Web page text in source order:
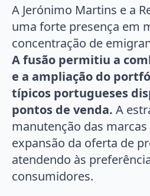
A Jerónimo Martins e a
uma forte presença em
concentração de
A fusão permitiu a
e a ampliação do
típicos portugueses
pontos de venda. A
manutenção das marcas
expansão da oferta de
atendendo às
consumidores.